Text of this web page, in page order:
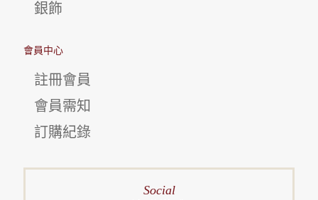
銀飾
會員中心
註冊會員
會員需知
訂購紀錄
Social